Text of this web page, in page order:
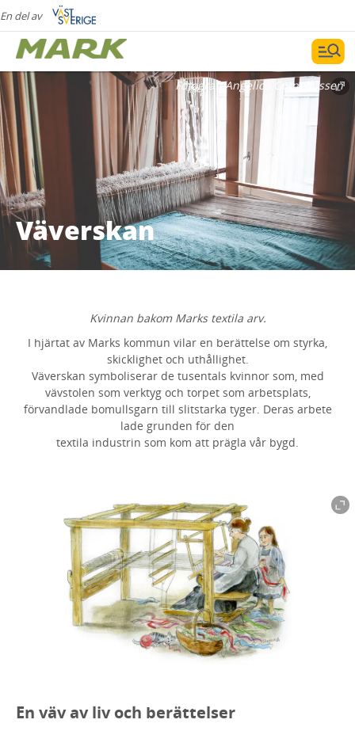
En del av
Väverskan
Fotograf:Angelica Corneliussen
Kvinnan bakom Marks textila arv.
I hjärtat av Marks kommun vilar en berättelse om styrka,
skicklighet och uthållighet.
Väverskan symboliserar de tusentals kvinnor som, med
vävstolen som verktyg och torpet som arbetsplats,
förvandlade bomullsgarn till slitstarka tyger. Deras arbete
lade grunden för den
textila industrin som kom att prägla vår bygd.
En väv av liv och berättelser